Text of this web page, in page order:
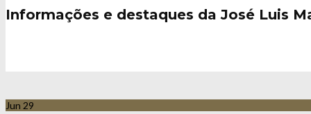
Informações e destaques da José Luis
Jun 29